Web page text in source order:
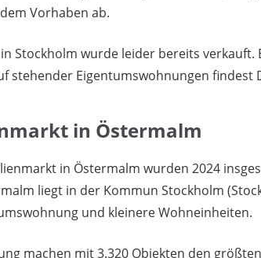
Vorhaben ab.
Stockholm wurde leider bereits verkauft.
stehender Eigentumswohnungen findest
in Östermalm
in Östermalm wurden 2024
liegt in der Kommun Stockholm
und kleinere Wohneinheiten.
machen mit 3.320 Objekten den